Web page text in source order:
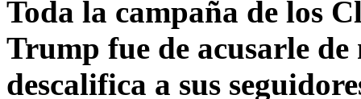
Toda la campaña de los
Trump fue de acusarle
descalifica a sus